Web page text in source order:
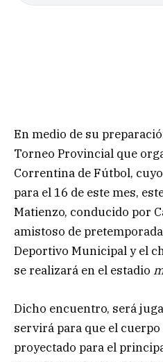
En medio de su
Torneo Provincial que
Correntina de Fútbol,
para el 16 de este mes,
Matienzo, conducido por
amistoso de
Deportivo Municipal y el
se realizará en el estadio
Dicho encuentro, será
servirá para que el
proyectado para el